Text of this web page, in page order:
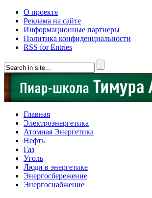
О проекте
Реклама на сайте
Информационные партнеры
Политика конфиденциальности
RSS for Entries
Главная
Электроэнергетика
Атомная Энергетика
Нефть
Газ
Уголь
Люди в энергетике
Энергосбережение
Энергоснабжение